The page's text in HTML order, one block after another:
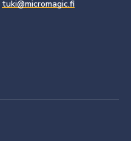
tuki@micromagic.fi